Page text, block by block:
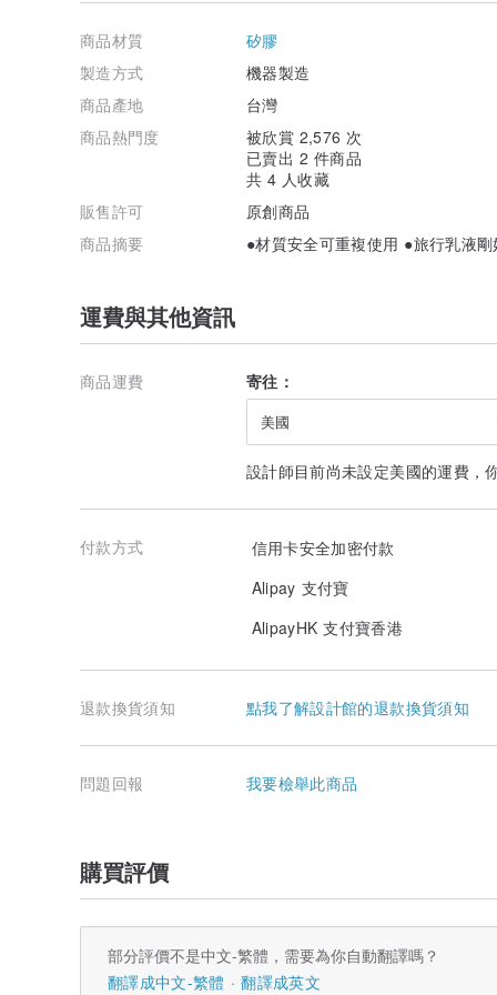
1. 請勿放在小孩附近，避免誤食。
2. 第一次使用請先清洗乾淨。
3. 吸盤為輔助設計，可視需求使用。
5. 遠離尖銳物以免破壞瓶身。
商品材質
矽膠
製造方式
機器製造
商品產地
台灣
商品熱門度
被欣賞 2,576 次
已賣出 2 件商品
共 4 人收藏
販售許可
原創商品
商品摘要
●材質安全可重複使用 ●旅行乳液
運費與其他資訊
商品運費 寄往：
美國
設計師目前尚未設定美國的運費，
付款方式
信用卡安全加密付款
Alipay 支付寶
AlipayHK 支付寶香港
退款換貨須知 點我了解設計館的退款換貨須知
問題回報 我要檢舉此商品
購買評價
部分評價不是中文-繁體，需要為你自動翻譯嗎？
翻譯成中文-繁體
翻譯成英文